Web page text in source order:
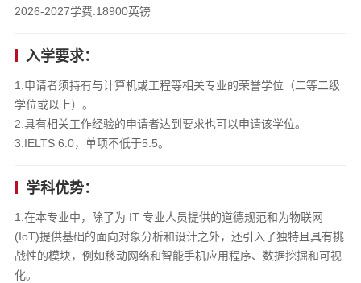
2026-2027学费:18900英镑
入学要求：
1.申请者须持有与计算机或工程等相关专业的荣誉学位（二等二级
学位或以上）。
2.具有相关工作经验的申请者达到要求也可以申请该学位。
3.IELTS 6.0，单项不低于5.5。
学科优势：
1.在本专业中，除了为 IT 专业人员提供的道德规范和为物联网
(IoT)提供基础的面向对象分析和设计之外，还引入了独特且具有挑
战性的模块，例如移动网络和智能手机应用程序、数据挖掘和可视
化。